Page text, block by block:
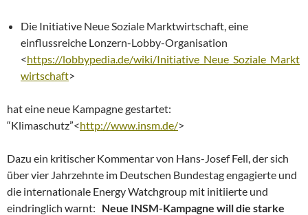
Die Initiative Neue Soziale Marktwirtschaft, eine
einflussreiche Lonzern-Lobby-Organisation
<https://lobbypedia.de/wiki/Initiative_Neue_Soziale_Markt
wirtschaft>
hat eine neue Kampagne gestartet:
“Klimaschutz”<http://www.insm.de/>
Dazu ein kritischer Kommentar von Hans-Josef Fell, der sich
über vier Jahrzehnte im Deutschen Bundestag engagierte und
die internationale Energy Watchgroup mit initiierte und
eindringlich warnt: Neue INSM-Kampagne will die starke